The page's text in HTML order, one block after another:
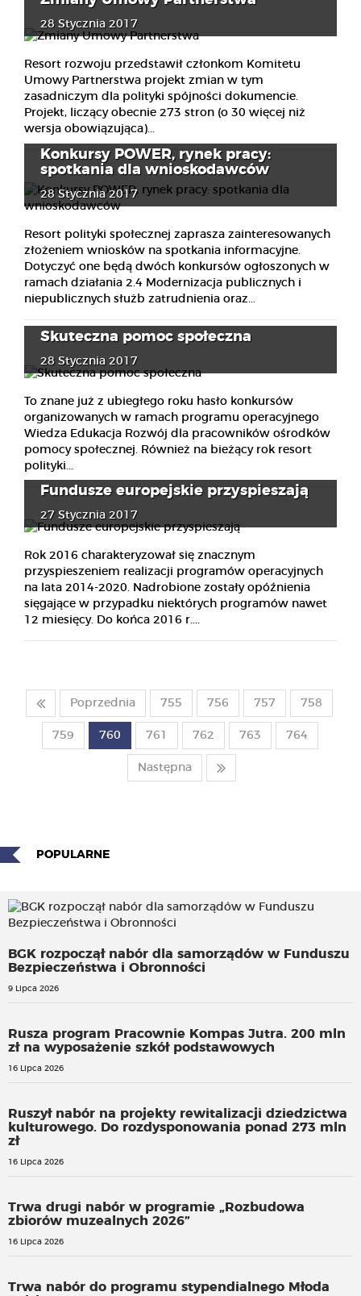
28 Stycznia 2017
Resort rozwoju przedstawił członkom Komitetu
Umowy Partnerstwa projekt zmian w tym
zasadniczym dla polityki spójności dokumencie.
Projekt, liczący obecnie 273 stron (o 30 więcej niż
wersja obowiązująca)...
Konkursy POWER, rynek pracy:
spotkania dla wnioskodawców
28 Stycznia 2017
Resort polityki społecznej zaprasza zainteresowanych
złożeniem wniosków na spotkania informacyjne.
Dotyczyć one będą dwóch konkursów ogłoszonych w
ramach działania 2.4 Modernizacja publicznych i
niepublicznych służb zatrudnienia oraz...
Skuteczna pomoc społeczna
28 Stycznia 2017
To znane już z ubiegłego roku hasło konkursów
organizowanych w ramach programu operacyjnego
Wiedza Edukacja Rozwój dla pracowników ośrodków
pomocy społecznej. Również na bieżący rok resort
polityki...
Fundusze europejskie przyspieszają
27 Stycznia 2017
Rok 2016 charakteryzował się znacznym
przyspieszeniem realizacji programów operacyjnych
na lata 2014-2020. Nadrobione zostały opóźnienia
sięgające w przypadku niektórych programów nawet
12 miesięcy. Do końca 2016 r....
Poprzednia 755 756 757 758
759 760 761 762 763 764
Następna
POPULARNE
BGK rozpoczął nabór dla samorządów w Funduszu
Bezpieczeństwa i Obronności
9 Lipca 2026
Rusza program Pracownie Kompas Jutra. 200 mln
zł na wyposażenie szkół podstawowych
16 Lipca 2026
Ruszył nabór na projekty rewitalizacji dziedzictwa
kulturowego. Do rozdysponowania ponad 273 mln
zł
16 Lipca 2026
Trwa drugi nabór w programie „Rozbudowa
zbiorów muzealnych 2026”
16 Lipca 2026
Trwa nabór do programu stypendialnego Młoda